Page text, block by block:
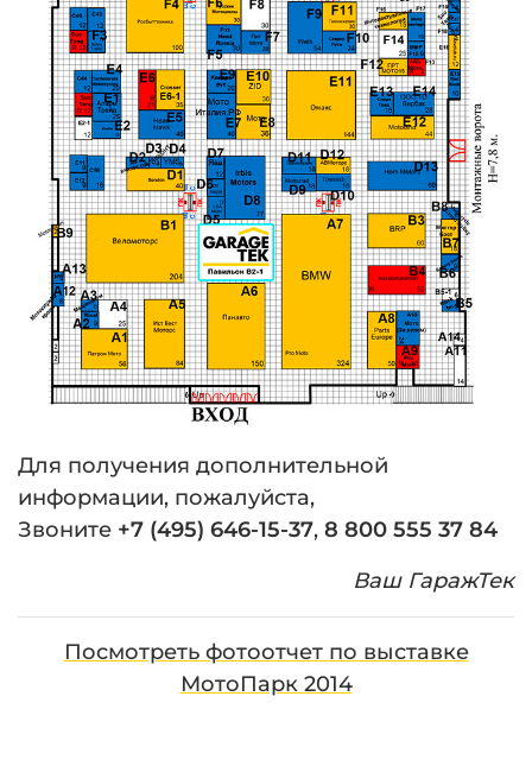
Для получения дополнительной
информации, пожалуйста,
Звоните +7 (495) 646-15-37, 8 800 555 37 84
Ваш ГаражТек
Посмотреть фотоотчет по выставке
МотоПарк 2014